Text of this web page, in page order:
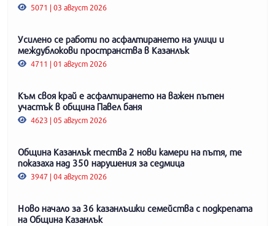
5071 | 03 август 2026
Усилено се работи по асфалтирането на улици и
междублокови пространства в Казанлък
4711 | 01 август 2026
Към своя край е асфалтирането на важен пътен
участък в община Павел баня
4623 | 05 август 2026
Община Казанлък тества 2 нови камери на пътя, те
показаха над 350 нарушения за седмица
3947 | 04 август 2026
Ново начало за 36 казанлъшки семейства с подкрепата
на Община Казанлък